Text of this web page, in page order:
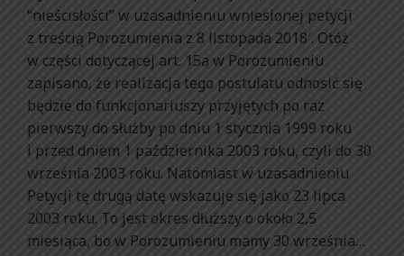
“nieścisłości” w uzasadnieniu wniesionej petycji
z treścią Porozumienia z 8 listopada 2018′. Otóż
w części dotyczącej art. 15a w Porozumieniu
zapisano, że realizacja tego postulatu odnosić się
będzie do funkcjonariuszy przyjętych po raz
pierwszy do służby po dniu 1 stycznia 1999 roku
i przed dniem 1 października 2003 roku, czyli do 30
września 2003 roku. Natomiast w uzasadnieniu
Petycji tę drugą datę wskazuje się jako 23 lipca
2003 roku. To jest okres dłuższy o około 2,5
miesiąca, bo w Porozumieniu mamy 30 września…